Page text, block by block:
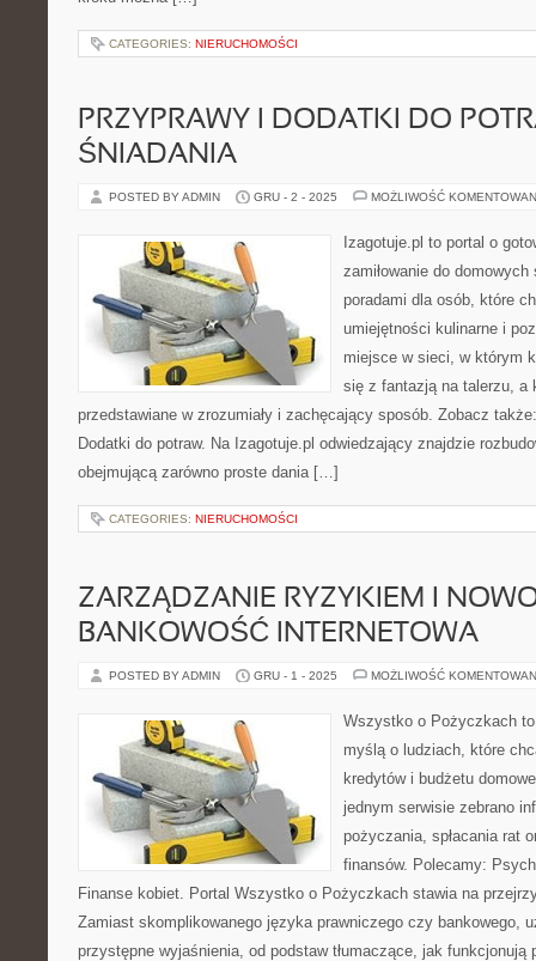
CATEGORIES: NIERUCHOMOŚCI
PRZYPRAWY I DODATKI DO
ŚNIADANIA
POSTED BY ADMIN GRU - 2 - 2025 MOŻLIWOŚĆ
Izagotuje.pl to portal o
zamiłowanie do
poradami dla osób, które
umiejętności kulinarne i
miejsce w sieci, w którym
się z fantazją na talerzu, a
przedstawiane w zrozumiały i zachęcający sposób. Zobacz
Dodatki do potraw. Na Izagotuje.pl odwiedzający znajdzie
obejmującą zarówno proste dania […]
CATEGORIES: NIERUCHOMOŚCI
ZARZĄDZANIE RYZYKIEM I
BANKOWOŚĆ INTERNETOWA
POSTED BY ADMIN GRU - 1 - 2025 MOŻLIWOŚĆ
Wszystko o Pożyczkach
myślą o ludziach, które
kredytów i budżetu
jednym serwisie zebrano
pożyczania, spłacania rat
finansów. Polecamy:
Finanse kobiet. Portal Wszystko o Pożyczkach stawia na
Zamiast skomplikowanego języka prawniczego czy bankowego,
przystępne wyjaśnienia, od podstaw tłumaczące, jak